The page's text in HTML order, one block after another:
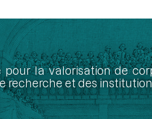
pour la valorisation de
recherche et des